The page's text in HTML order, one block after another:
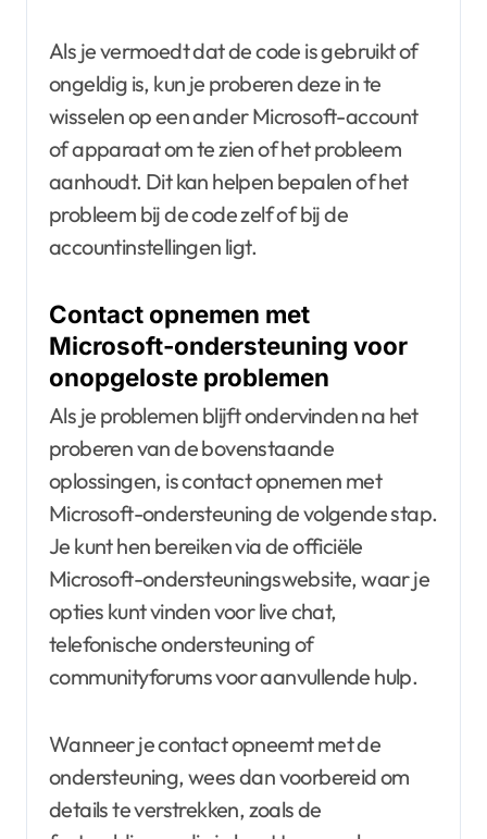
Als je vermoedt dat de code is gebruikt of
ongeldig is, kun je proberen deze in te
wisselen op een ander Microsoft-account
of apparaat om te zien of het probleem
aanhoudt. Dit kan helpen bepalen of het
probleem bij de code zelf of bij de
accountinstellingen ligt.
Contact opnemen met
Microsoft-ondersteuning voor
onopgeloste problemen
Als je problemen blijft ondervinden na het
proberen van de bovenstaande
oplossingen, is contact opnemen met
Microsoft-ondersteuning de volgende stap.
Je kunt hen bereiken via de officiële
Microsoft-ondersteuningswebsite, waar je
opties kunt vinden voor live chat,
telefonische ondersteuning of
communityforums voor aanvullende hulp.
Wanneer je contact opneemt met de
ondersteuning, wees dan voorbereid om
details te verstrekken, zoals de